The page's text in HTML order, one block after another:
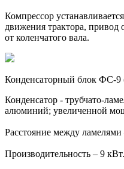
Компрессор
движения трактора, привод
от коленчатого вала.
Конденсаторный блок ФС-
Конденсатор - трубчато-
алюминий; увеличенной
Расстояние между
Производительность – 9 кВт.